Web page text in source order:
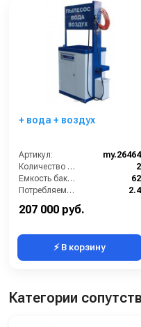
+ вода + воздух
Артикул:
my.26464
Количество турбин (шт):
2
Емкость бака для мусора (л):
62
Потребляемая мощность (кВт):
2.4
207 000 руб.
⚡ В корзину
Категории